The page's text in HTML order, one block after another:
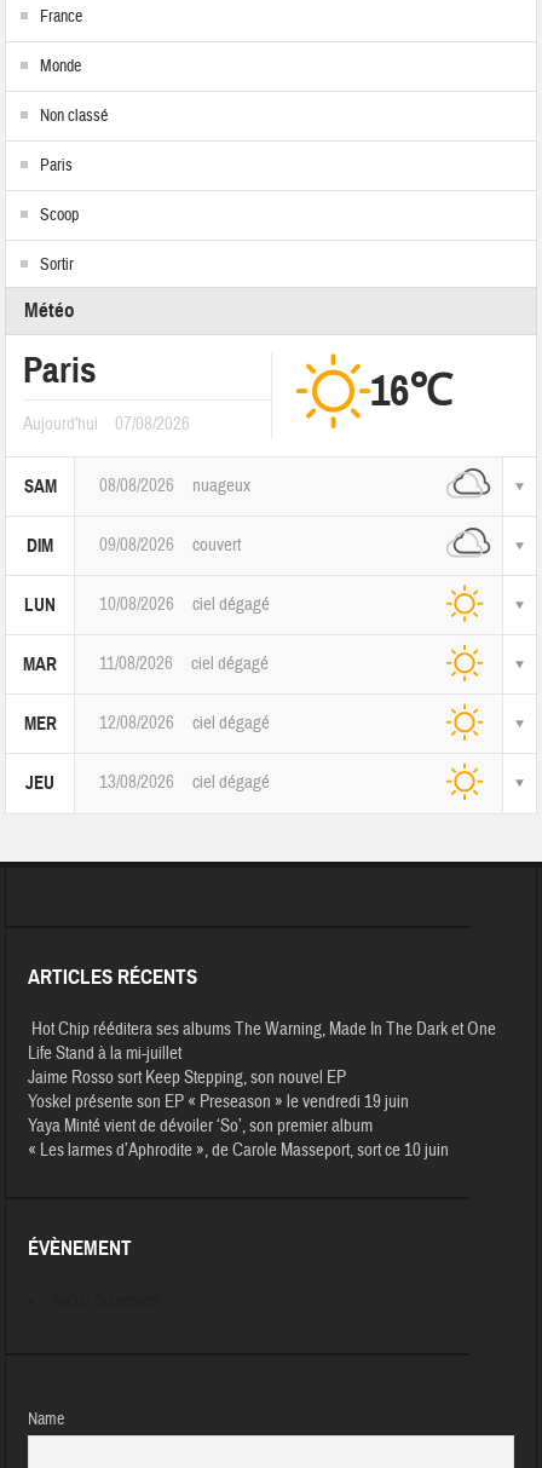
France
Monde
Non classé
Paris
Scoop
Sortir
Météo
Paris
Aujourd'hui 07/08/2026
16℃
SAM 08/08/2026 nuageux
DIM 09/08/2026 couvert
LUN 10/08/2026 ciel dégagé
MAR 11/08/2026 ciel dégagé
MER 12/08/2026 ciel dégagé
JEU 13/08/2026 ciel dégagé
ARTICLES RÉCENTS
Hot Chip rééditera ses albums The Warning, Made In The Dark et One
Life Stand à la mi-juillet
Jaime Rosso sort Keep Stepping, son nouvel EP
Yoskel présente son EP « Preseason » le vendredi 19 juin
Yaya Minté vient de dévoiler ‘So’, son premier album
« Les larmes d’Aphrodite », de Carole Masseport, sort ce 10 juin
ÉVÈNEMENT
Name